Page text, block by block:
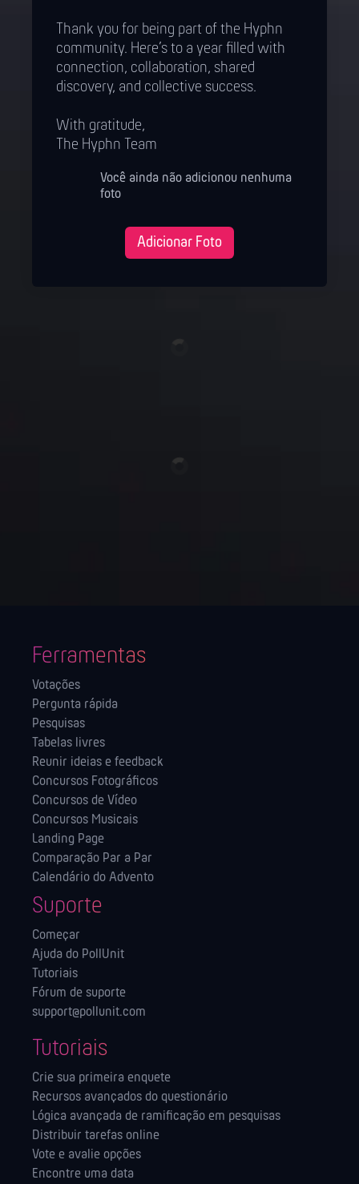
Thank you for being part of the Hyphn
community. Here’s to a year filled with
connection, collaboration, shared
discovery, and collective success.
With gratitude,
The Hyphn Team
Você ainda não adicionou nenhuma
foto
Adicionar Foto
Ferramentas
Votações
Pergunta rápida
Pesquisas
Tabelas livres
Reunir ideias e feedback
Concursos Fotográficos
Concursos de Vídeo
Concursos Musicais
Landing Page
Comparação Par a Par
Calendário do Advento
Suporte
Começar
Ajuda do PollUnit
Tutoriais
Fórum de suporte
support@pollunit.com
Tutoriais
Crie sua primeira enquete
Recursos avançados do questionário
Lógica avançada de ramificação em pesquisas
Distribuir tarefas online
Vote e avalie opções
Encontre uma data